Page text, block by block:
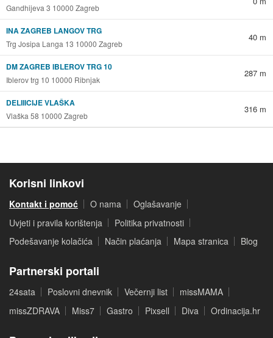
Gandhijeva 3 10000 Zagreb
INA ZAGREB LANGOV TRG
Trg Josipa Langa 13 10000 Zagreb
40 m
DM ZAGREB IBLEROV TRG 10
Iblerov trg 10 10000 Ribnjak
287 m
DELIIICIJE VLAŠKA
Vlaška 58 10000 Zagreb
316 m
Korisni linkovi
Kontakt i pomoć O nama
Oglašavanje
Uvjeti i pravila korištenja
Politika privatnosti
Podešavanje kolačića
Način plaćanja Mapa stranica Blog
Partnerski portali
24sata Poslovni dnevnik Večernji list
missMAMA
missZDRAVA
Miss7 Gastro Pixsell Diva Ordinacija.hr